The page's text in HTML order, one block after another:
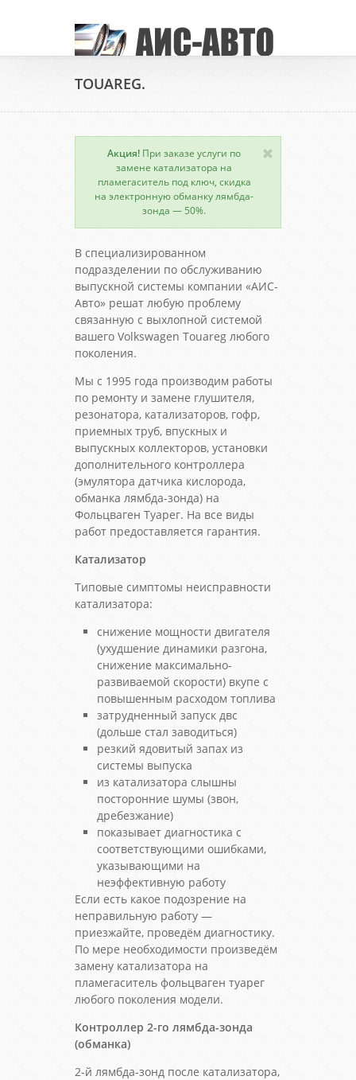
TOUAREG.
Акция! При заказе услуги по
замене катализатора на
пламегаситель под ключ, скидка
на электронную обманку лямбда-
зонда — 50%.
В специализированном
подразделении по обслуживанию
выпускной системы компании «АИС-
Авто» решат любую проблему
связанную с выхлопной системой
вашего Volkswagen Touareg любого
поколения.
Мы с 1995 года производим работы
по ремонту и замене глушителя,
резонатора, катализаторов, гофр,
приемных труб, впускных и
выпускных коллекторов, установки
дополнительного контроллера
(эмулятора датчика кислорода,
обманка лямбда-зонда) на
Фольцваген Туарег. На все виды
работ предоставляется гарантия.
Катализатор
Типовые симптомы неисправности
катализатора:
снижение мощности двигателя
(ухудшение динамики разгона,
снижение максимально-
развиваемой скорости) вкупе с
повышенным расходом топлива
затрудненный запуск двс
(дольше стал заводиться)
резкий ядовитый запах из
системы выпуска
из катализатора слышны
посторонние шумы (звон,
дребезжание)
показывает диагностика с
соответствующими ошибками,
указывающими на
неэффективную работу
Если есть какое подозрение на
неправильную работу —
приезжайте, проведём диагностику.
По мере необходимости произведём
замену катализатора на
пламегаситель фольцваген туарег
любого поколения модели.
Контроллер 2-го лямбда-зонда
(обманка)
2-й лямбда-зонд после катализатора,